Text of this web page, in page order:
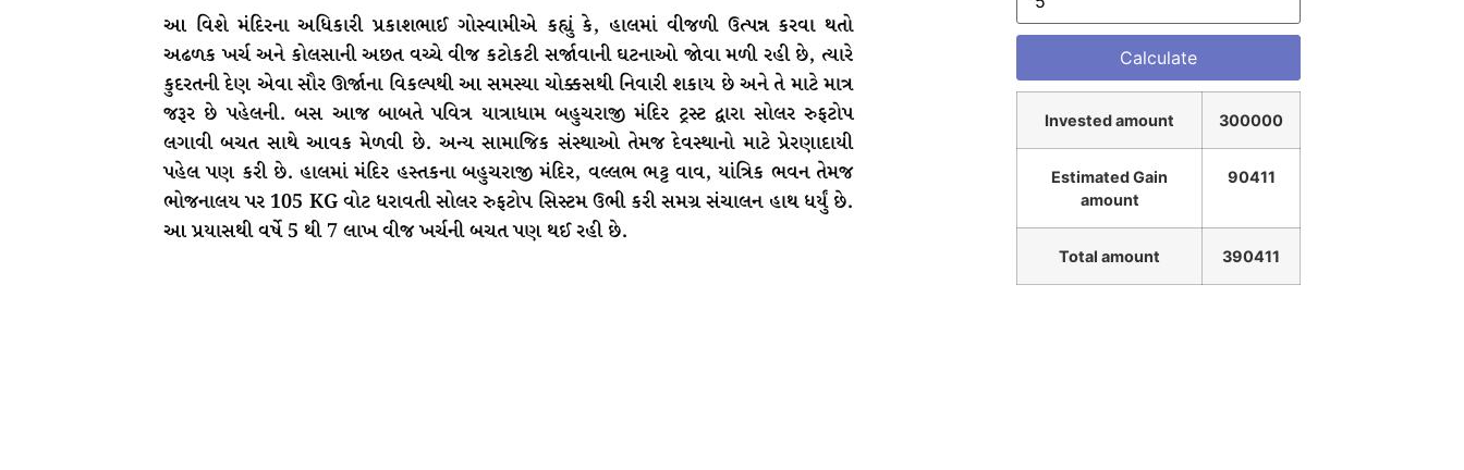
આ વિશે મંદિરના અધિકારી પ્રકાશભાઈ ગોસ્વામીએ કહ્યું કે, હાલમાં વીજળી ઉત્પન્ન કરવા થતો
અઢળક ખર્ચ અને કોલસાની અછત વચ્ચે વીજ કટોકટી સર્જાવાની ઘટનાઓ જોવા મળી રહી છે, ત્યારે
કુદરતની દેણ એવા સૌર ઊર્જાના વિકલ્પથી આ સમસ્યા ચોક્કસથી નિવારી શકાય છે અને તે માટે માત્ર
જરૂર છે પહેલની. બસ આજ બાબતે પવિત્ર યાત્રાધામ બહુચરાજી મંદિર ટ્રસ્ટ દ્વારા સોલર રુફટોપ
લગાવી બચત સાથે આવક મેળવી છે. અન્ય સામાજિક સંસ્થાઓ તેમજ દેવસ્થાનો માટે પ્રેરણાદાયી
પહેલ પણ કરી છે. હાલમાં મંદિર હસ્તકના બહુચરાજી મંદિર, વલ્લભ ભટ્ટ વાવ, યાંત્રિક ભવન તેમજ
ભોજનાલય પર 105 KG વોટ ધરાવતી સોલર રુફટોપ સિસ્ટમ ઉભી કરી સમગ્ર સંચાલન હાથ ધર્યું છે.
આ પ્રયાસથી વર્ષે 5 થી 7 લાખ વીજ ખર્ચની બચત પણ થઈ રહી છે.
Invested amount 300000
Estimated Gain
amount
90411
Total amount 390411